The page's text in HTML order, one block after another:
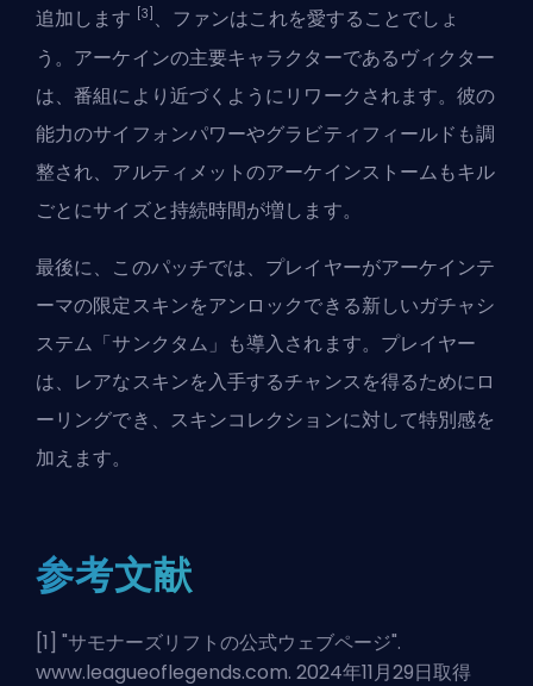
追加します
[3] 、ファンはこれを愛することでしょ
う。アーケインの主要キャラクターであるヴィクター
は、番組により近づくようにリワークされます。彼の
能力のサイフォンパワーやグラビティフィールドも調
整され、アルティメットのアーケインストームもキル
ごとにサイズと持続時間が増します。
最後に、このパッチでは、プレイヤーがアーケインテ
ーマの限定スキンをアンロックできる新しいガチャシ
ステム「サンクタム」も導入されます。プレイヤー
は、レアなスキンを入手するチャンスを得るためにロ
ーリングでき、スキンコレクションに対して特別感を
加えます。
参考文献
[1] "サモナーズリフトの公式ウェブページ".
www.leagueoflegends.com. 2024年11月29日取得